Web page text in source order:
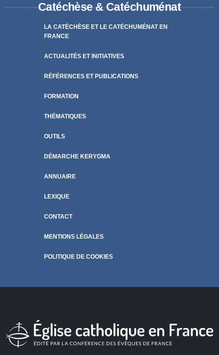
Catéchèse & Catéchuménat
LA CATÉCHÈSE ET LE CATÉCHUMÉNAT EN
FRANCE
ACTUALITÉS ET INITIATIVES
RÉFÉRENCES ET PUBLICATIONS
FORMATION
THÉMATIQUES
OUTILS
DÉMARCHE KERYGMA
ANNUAIRE
LEXIQUE
CONTACT
MENTIONS LÉGALES
POLITIQUE DE COOKIES